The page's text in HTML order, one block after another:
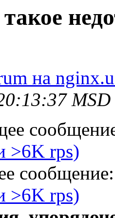
на
MSD
>6K rps)
>6K rps)